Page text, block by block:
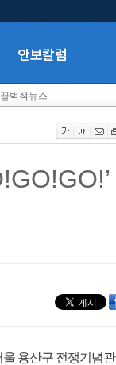
벅적뉴스
용산구 전쟁기념관